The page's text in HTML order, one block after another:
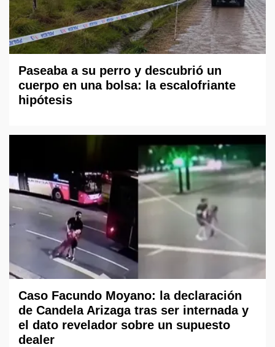
Paseaba a su perro y descubrió un
cuerpo en una bolsa: la escalofriante
hipótesis
Caso Facundo Moyano: la declaración
de Candela Arizaga tras ser internada y
el dato revelador sobre un supuesto
dealer